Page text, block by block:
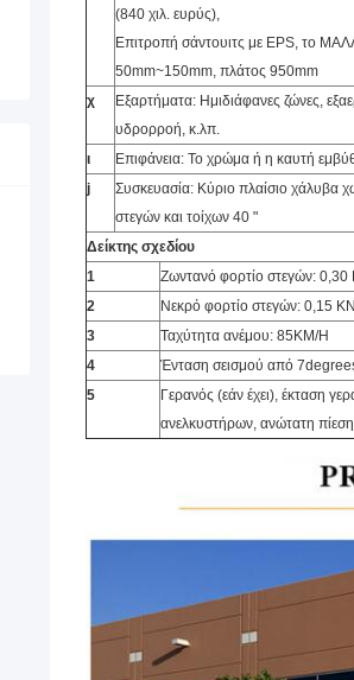
(840 χιλ. ευρύς),
Επιτροπή σάντουιτς με EPS, το
50mm~150mm, πλάτος 950mm
χ
Εξαρτήματα: Ημιδιάφανες ζώνες,
υδρορροή, κ.λπ.
ι
Επιφάνεια: Το χρώμα ή η καυτή
j
Συσκευασία: Κύριο πλαίσιο χάλυβα
στεγών και τοίχων 40 "
Δείκτης σχεδίου
1
Ζωντανό φορτίο στεγών: 0,30
2
Νεκρό φορτίο στεγών: 0,15
3
Ταχύτητα ανέμου: 85KM/H
4
Ένταση σεισμού από
5
Γερανός (εάν έχει), έκταση
ανελκυστήρων, ανώτατη